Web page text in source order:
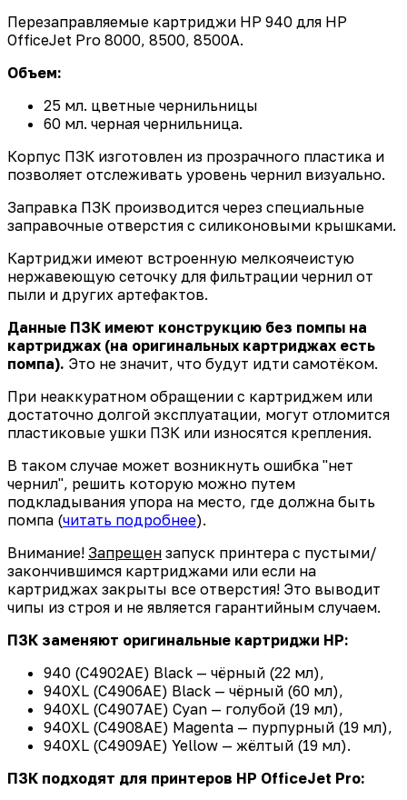
Перезаправляемые картриджи HP 940 для HP
OfficeJet Pro 8000, 8500, 8500A.
Объем:
25 мл. цветные чернильницы
60 мл. черная чернильница.
Корпус ПЗК изготовлен из прозрачного пластика и
позволяет отслеживать уровень чернил визуально.
Заправка ПЗК производится через специальные
заправочные отверстия с силиконовыми крышками.
Картриджи имеют встроенную мелкоячеистую
нержавеющую сеточку для фильтрации чернил от
пыли и других артефактов.
Данные ПЗК имеют конструкцию без помпы на
картриджах (на оригинальных картриджах есть
помпа). Это не значит, что будут идти самотёком.
При неаккуратном обращении с картриджем или
достаточно долгой эксплуатации, могут отломится
пластиковые ушки ПЗК или износятся крепления.
В таком случае может возникнуть ошибка "нет
чернил", решить которую можно путем
подкладывания упора на место, где должна быть
помпа (читать подробнее).
Внимание! Запрещен запуск принтера с пустыми/
закончившимся картриджами или если на
картриджах закрыты все отверстия! Это выводит
чипы из строя и не является гарантийным случаем.
ПЗК заменяют оригинальные картриджи HP:
940 (C4902AE) Black — чёрный (22 мл),
940XL (C4906AE) Black — чёрный (60 мл),
940XL (C4907AE) Cyan — голубой (19 мл),
940XL (C4908AE) Magenta — пурпурный (19 мл),
940XL (C4909AE) Yellow — жёлтый (19 мл).
ПЗК подходят для принтеров HP OfficeJet Pro: